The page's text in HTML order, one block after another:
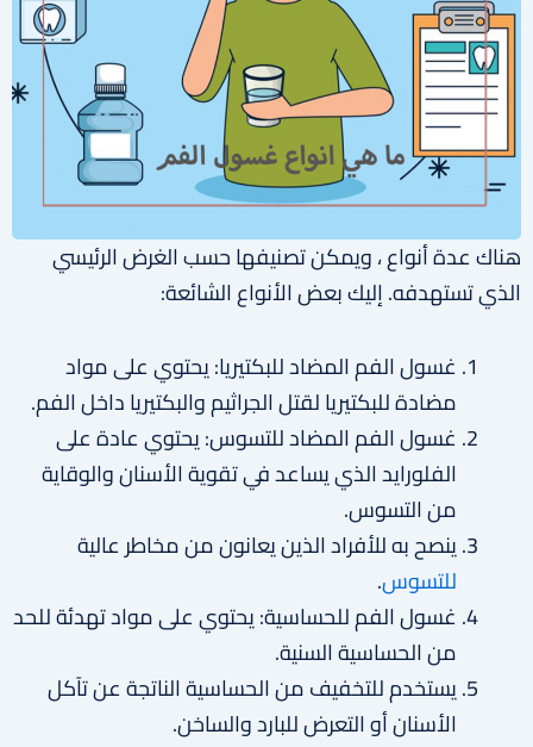
هناك عدة أنواع ، ويمكن تصنيفها حسب الغرض الرئيسي
الذي تستهدفه. إليك بعض الأنواع الشائعة:
غسول الفم المضاد للبكتيريا: يحتوي على مواد
مضادة للبكتيريا لقتل الجراثيم والبكتيريا داخل الفم.
غسول الفم المضاد للتسوس: يحتوي عادة على
الفلورايد الذي يساعد في تقوية الأسنان والوقاية
من التسوس.
ينصح به للأفراد الذين يعانون من مخاطر عالية
للتسوس.
غسول الفم للحساسية: يحتوي على مواد تهدئة للحد
من الحساسية السنية.
يستخدم للتخفيف من الحساسية الناتجة عن تآكل
الأسنان أو التعرض للبارد والساخن.